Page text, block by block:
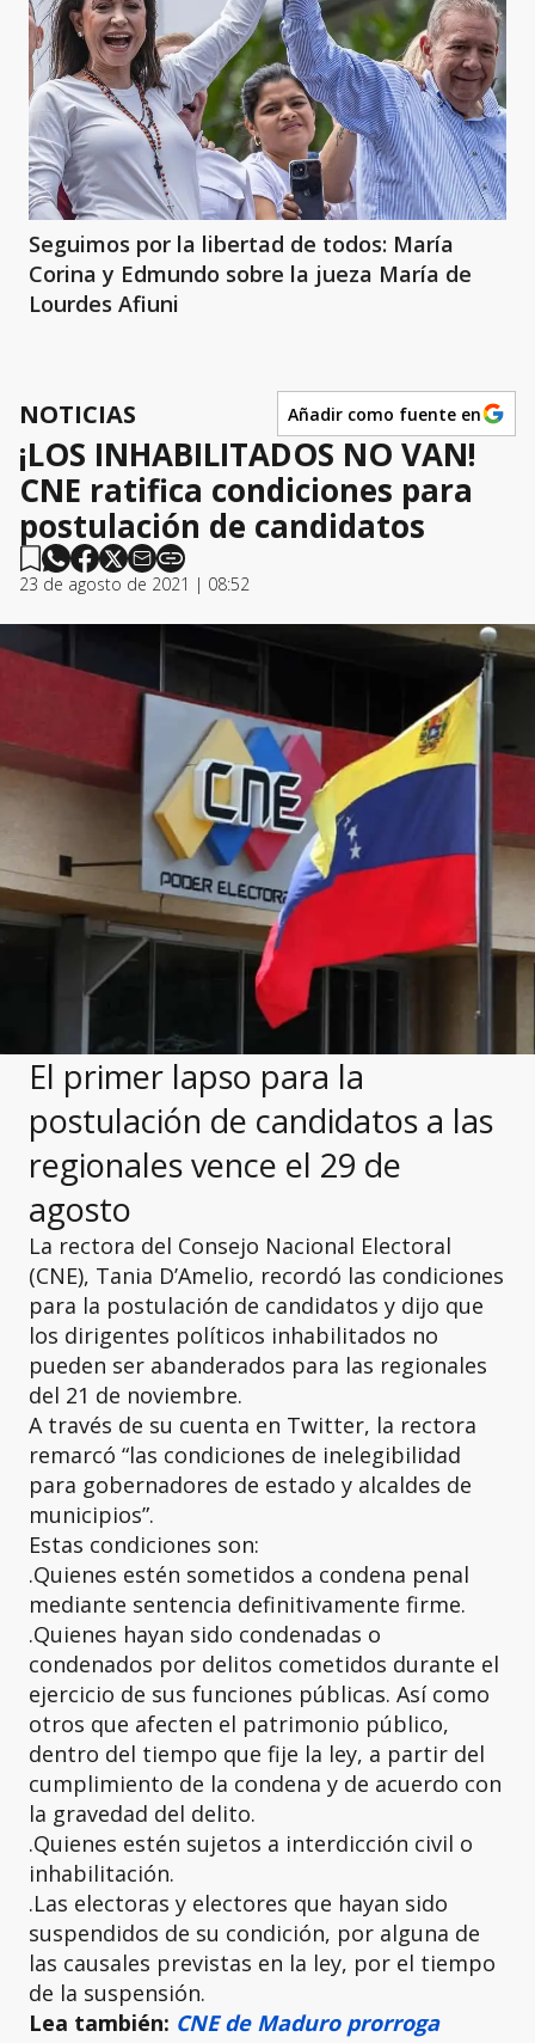
Seguimos por la libertad de todos: María
Corina y Edmundo sobre la jueza María de
Lourdes Afiuni
NOTICIAS Añadir como fuente en
¡LOS INHABILITADOS NO VAN!
CNE ratifica condiciones para
postulación de candidatos
23 de agosto de 2021 | 08:52
El primer lapso para la
postulación de candidatos a las
regionales vence el 29 de
agosto
La rectora del Consejo Nacional Electoral
(CNE), Tania D’Amelio, recordó las condiciones
para la postulación de candidatos y dijo que
los dirigentes políticos inhabilitados no
pueden ser abanderados para las regionales
del 21 de noviembre.
A través de su cuenta en Twitter, la rectora
remarcó “las condiciones de inelegibilidad
para gobernadores de estado y alcaldes de
municipios”.
Estas condiciones son:
.Quienes estén sometidos a condena penal
mediante sentencia definitivamente firme.
.Quienes hayan sido condenadas o
condenados por delitos cometidos durante el
ejercicio de sus funciones públicas. Así como
otros que afecten el patrimonio público,
dentro del tiempo que fije la ley, a partir del
cumplimiento de la condena y de acuerdo con
la gravedad del delito.
.Quienes estén sujetos a interdicción civil o
inhabilitación.
.Las electoras y electores que hayan sido
suspendidos de su condición, por alguna de
las causales previstas en la ley, por el tiempo
de la suspensión.
Lea también: CNE de Maduro prorroga